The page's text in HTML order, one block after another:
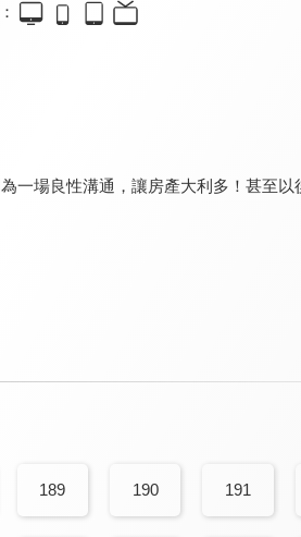
一場良性溝通，讓房產大利多！甚至
189 190 191